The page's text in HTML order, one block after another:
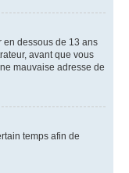
en dessous de 13 ans
avant que vous
mauvaise adresse de
temps afin de